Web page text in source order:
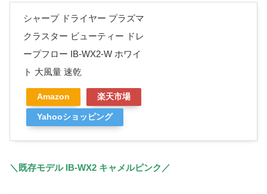
シャープ ドライヤー プラズマ
クラスター ビューティー ドレ
ープフロー IB-WX2-W ホワイ
ト 大風量 速乾
Amazon 楽天市場
Yahooショッピング
＼既存モデル IB-WX2 キャメルピンク／